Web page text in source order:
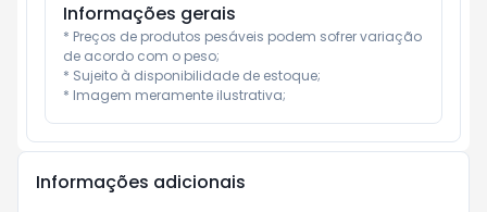
Informações gerais
* Preços de produtos pesáveis podem sofrer variação
de acordo com o peso;
* Sujeito à disponibilidade de estoque;
* Imagem meramente ilustrativa;
Informações adicionais